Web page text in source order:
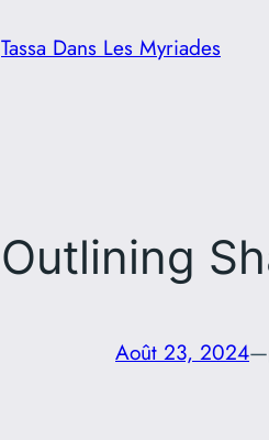
Tassa Dans Les Myriades
Outlining
Août 23, 2024—